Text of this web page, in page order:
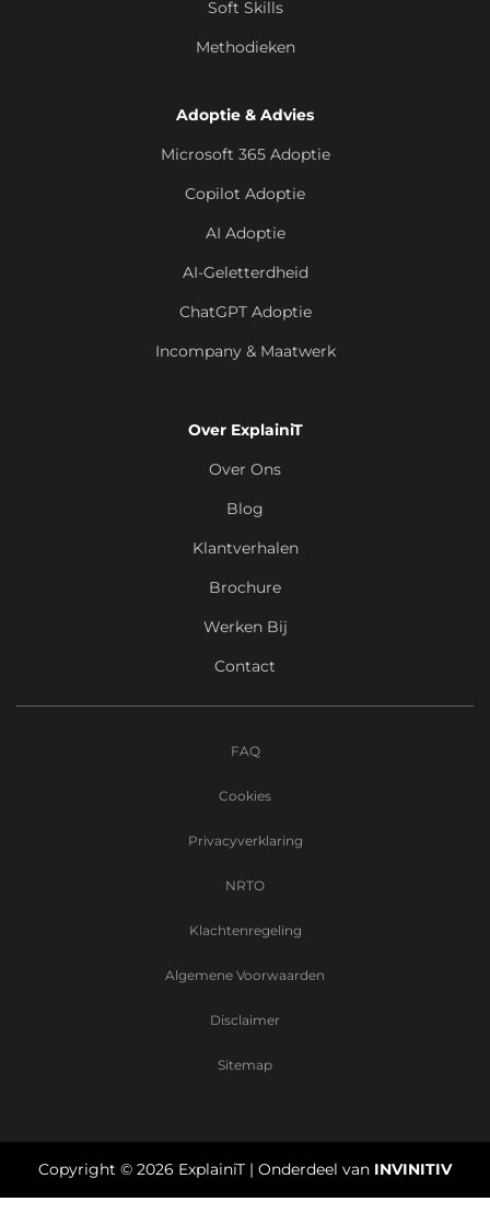
Soft Skills
Methodieken
Adoptie & Advies
Microsoft 365 Adoptie
Copilot Adoptie
AI Adoptie
AI-Geletterdheid
ChatGPT Adoptie
Incompany & Maatwerk
Over ExplainiT
Over Ons
Blog
Klantverhalen
Brochure
Werken Bij
Contact
FAQ
Cookies
Privacyverklaring
NRTO
Klachtenregeling
Algemene Voorwaarden
Disclaimer
Sitemap
Copyright © 2026 ExplainiT | Onderdeel van INVINITIV